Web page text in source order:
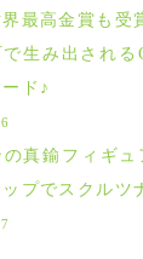
最高金賞も受
生み出される
ド♪
の真鍮フィギ
プでスクルツ